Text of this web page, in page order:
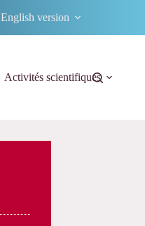
English version
Activités scientifiques